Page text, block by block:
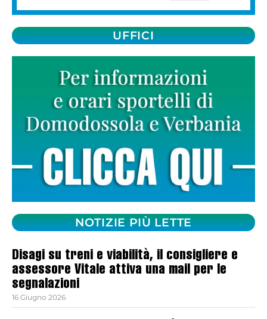
UFFICI
NOTIZIE PIÙ LETTE
Disagi su treni e viabilità, il consigliere e
assessore Vitale attiva una mail per le
segnalazioni
16 Giugno 2026